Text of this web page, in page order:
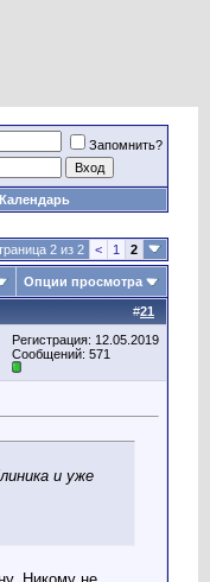
Запомнить?
Календарь
2 из 2 < 1 2
Опции просмотра
#21
Регистрация: 12.05.2019
Сообщений: 571
и уже